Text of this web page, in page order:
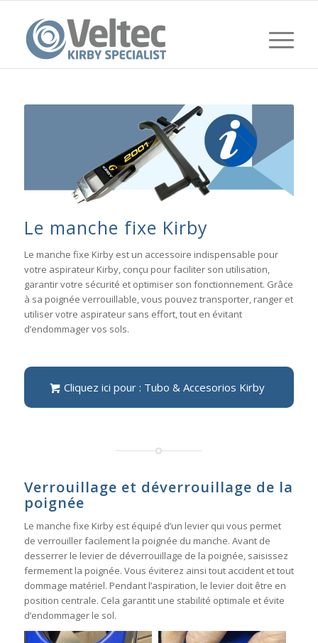
Le manche fixe Kirby
Le manche fixe Kirby est un accessoire indispensable pour
votre aspirateur Kirby, conçu pour faciliter son utilisation,
garantir votre sécurité et optimiser son fonctionnement. Grâce
à sa poignée verrouillable, vous pouvez transporter, ranger et
utiliser votre aspirateur sans effort, tout en évitant
d’endommager vos sols.
Cliquez ici pour : Tubo & Accesorios Kirby
Verrouillage et déverrouillage de la
poignée
Le manche fixe Kirby est équipé d’un levier qui vous permet
de verrouiller facilement la poignée du manche. Avant de
desserrer le levier de déverrouillage de la poignée, saisissez
fermement la poignée. Vous éviterez ainsi tout accident et tout
dommage matériel. Pendant l’aspiration, le levier doit être en
position centrale. Cela garantit une stabilité optimale et évite
d’endommager le sol.